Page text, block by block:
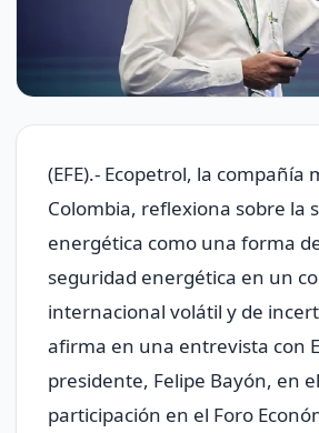
(EFE).- Ecopetrol, la compañía
Colombia, reflexiona sobre la
energética como una forma
seguridad energética en un
internacional volátil y de
afirma en una entrevista con
presidente, Felipe Bayón, en
participación en el Foro